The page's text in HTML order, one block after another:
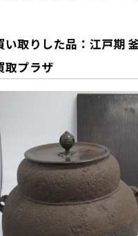
取りした品：江戸期
取プラザ